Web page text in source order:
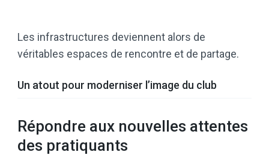
Les infrastructures deviennent alors de
véritables espaces de rencontre et de partage.
Un atout pour moderniser l’image du club
Répondre aux nouvelles attentes
des pratiquants